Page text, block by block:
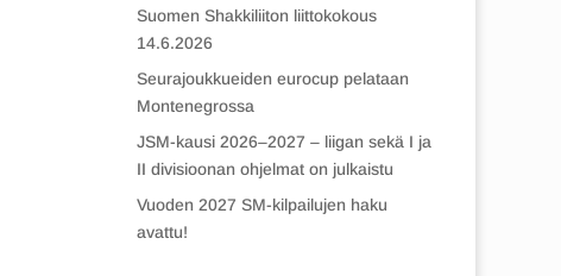
Suomen Shakkiliiton liittokokous
14.6.2026
Seurajoukkueiden eurocup pelataan
Montenegrossa
JSM-kausi 2026–2027 – liigan sekä I ja
II divisioonan ohjelmat on julkaistu
Vuoden 2027 SM-kilpailujen haku
avattu!